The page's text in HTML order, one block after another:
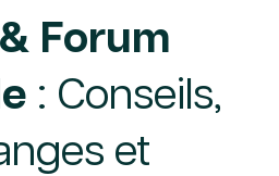
Forum
: Conseils,
et